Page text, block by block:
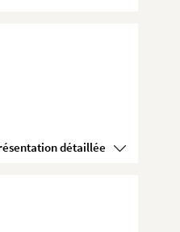
Voir la présentation détaillée